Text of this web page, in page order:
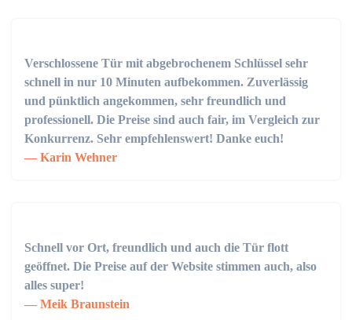
Verschlossene Tür mit abgebrochenem Schlüssel sehr
schnell in nur 10 Minuten aufbekommen. Zuverlässig
und pünktlich angekommen, sehr freundlich und
professionell. Die Preise sind auch fair, im Vergleich zur
Konkurrenz. Sehr empfehlenswert! Danke euch!
Karin Wehner
Schnell vor Ort, freundlich und auch die Tür flott
geöffnet. Die Preise auf der Website stimmen auch, also
alles super!
Meik Braunstein